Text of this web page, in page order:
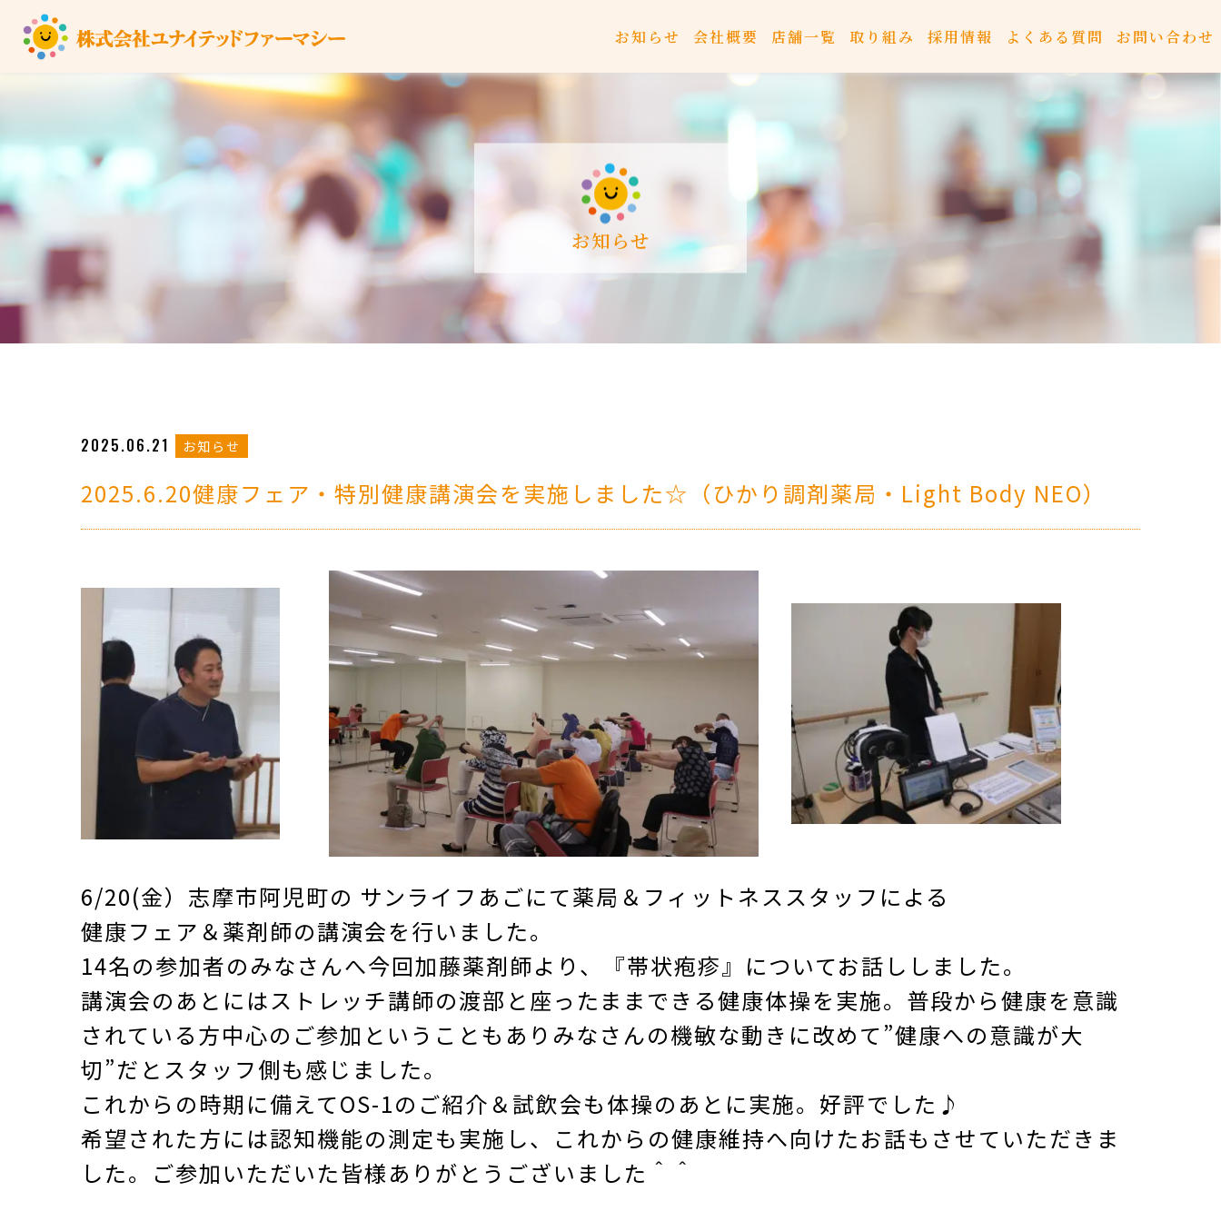
お知らせ 会社概要 店舗一覧 取り組み 採用情報 よくある質問 お問い合わせ
お知らせ
2025.06.21 お知らせ
2025.6.20健康フェア・特別健康講演会を実施しました☆（ひかり調剤薬局・Light Body NEO）
6/20(金）志摩市阿児町の サンライフあごにて薬局＆フィットネススタッフによる
健康フェア＆薬剤師の講演会を行いました。
14名の参加者のみなさんへ今回加藤薬剤師より、『帯状疱疹』についてお話ししました。
講演会のあとにはストレッチ講師の渡部と座ったままできる健康体操を実施。普段から健康を意識
されている方中心のご参加ということもありみなさんの機敏な動きに改めて”健康への意識が大
切”だとスタッフ側も感じました。
これからの時期に備えてOS-1のご紹介＆試飲会も体操のあとに実施。好評でした♪
希望された方には認知機能の測定も実施し、これからの健康維持へ向けたお話もさせていただきま
した。ご参加いただいた皆様ありがとうございました＾＾